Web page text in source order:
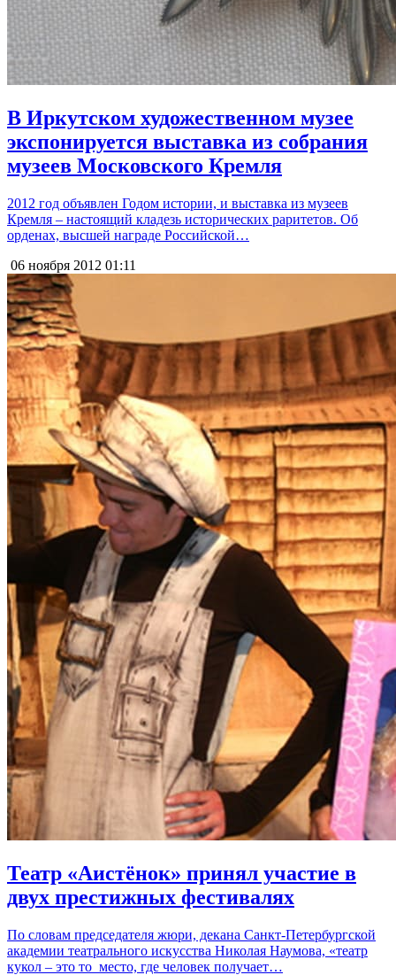
В Иркутском художественном музее
экспонируется выставка из собрания
музеев Московского Кремля
2012 год объявлен Годом истории, и выставка из музеев
Кремля – настоящий кладезь исторических раритетов. Об
орденах, высшей награде Российской…
06 ноября 2012 01:11
Театр «Аистёнок» принял участие в
двух престижных фестивалях
По словам председателя жюри, декана Санкт-Петербургской
академии театрального искусства Николая Наумова, «театр
кукол – это то место, где человек получает…